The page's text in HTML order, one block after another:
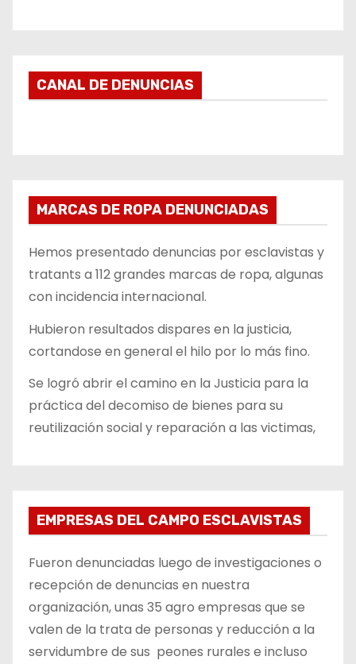
CANAL DE DENUNCIAS
MARCAS DE ROPA DENUNCIADAS
Hemos presentado denuncias por esclavistas y
tratants a 112 grandes marcas de ropa, algunas
con incidencia internacional.
Hubieron resultados dispares en la justicia,
cortandose en general el hilo por lo más fino.
Se logró abrir el camino en la Justicia para la
práctica del decomiso de bienes para su
reutilización social y reparación a las victimas,
EMPRESAS DEL CAMPO ESCLAVISTAS
Fueron denunciadas luego de investigaciones o
recepción de denuncias en nuestra
organización, unas 35 agro empresas que se
valen de la trata de personas y reducción a la
servidumbre de sus peones rurales e incluso